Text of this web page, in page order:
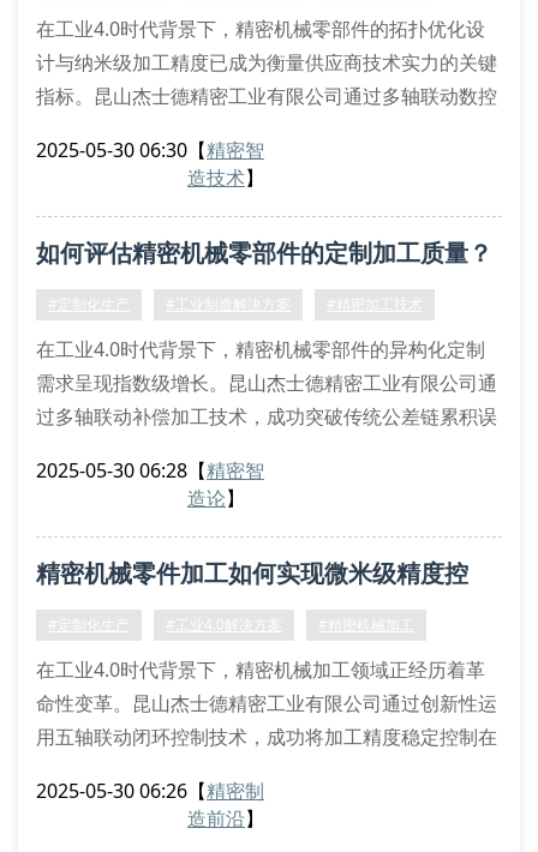
在工业4.0时代背景下，精密机械零部件的拓扑优化设
计与纳米级加工精度已成为衡量供应商技术实力的关键
指标。昆山杰士德精密工业有限公司通过多轴联动数控
位公差控制，满足航空航天、半导体设备等领域的特殊
针对精密机械零部件供应商的评估，必须考察材料相变
控制技术与表面完整性管理能力。我们采用真空热处理
2025-05-30 06:30 【精密智
造技术】
如何评估精密机械零部件的定制加工质量？
#定制化生产 #工业制造解决方案 #精密加工技术
在工业4.0时代背景下，精密机械零部件的异构化定制
需求呈现指数级增长。昆山杰士德精密工业有限公司通
过多轴联动补偿加工技术，成功突破传统公差链累积误
iso 2768-mk级认证。
材料本构特性验证：采用x射线衍射法进行晶格结构分
析
接触应
2025-05-30 06:28 【精密智
造论】
精密机械零件加工如何实现微米级精度控
制？
#定制化生产 #工业4.0解决方案 #精密机械加工
在工业4.0时代背景下，精密机械加工领域正经历着革
命性变革。昆山杰士德精密工业有限公司通过创新性运
用五轴联动闭环控制技术，成功将加工精度稳定控制在
的纳米级热变形补偿算法，该算法能实时修正加工过程
2025-05-30 06:26 【精密制
造前沿】